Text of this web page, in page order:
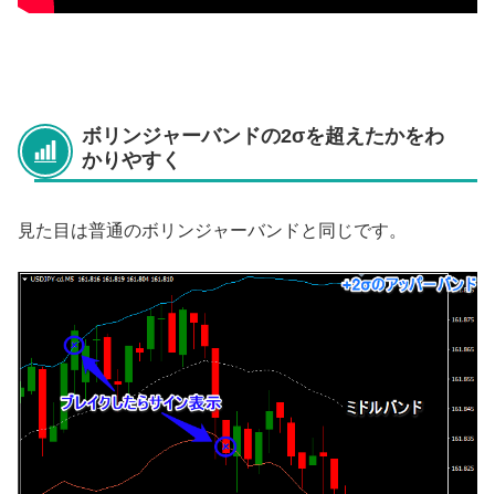
ボリンジャーバンドの2σを超えたかをわ
かりやすく
見た目は普通のボリンジャーバンドと同じです。